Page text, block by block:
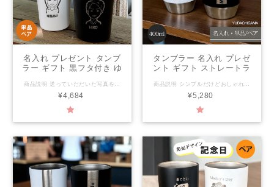
名入れ プレゼント タンブ
ラー ギフト 黒フタ付き ゆ
テンレスタンブラー (単品/
ペア)（洋）最速 | 名入れ
タンブラー 結婚祝い 名前
暦祝い 父 母 男性 女性
ki160
¥4,684
タンブラー 名入れ プレゼ
ント ギフト ストレートラ
ー 全2色 （ペア）（洋）
最速 | 名入れタンブラー
名前入り おしゃれ かわい
日 結婚祝い お祝い 男性
女性 お祝い 友人 xt003p
¥5,280